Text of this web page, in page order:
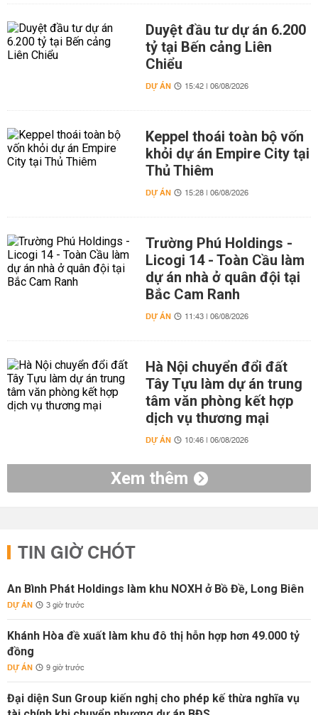
Duyệt đầu tư dự án 6.200
tỷ tại Bến cảng Liên
Chiểu
DỰ ÁN 15:42 | 06/08/2026
Keppel thoái toàn bộ vốn
khỏi dự án Empire City tại
Thủ Thiêm
DỰ ÁN 15:28 | 06/08/2026
Trường Phú Holdings -
Licogi 14 - Toàn Cầu làm
dự án nhà ở quân đội tại
Bắc Cam Ranh
DỰ ÁN 11:43 | 06/08/2026
Hà Nội chuyển đổi đất
Tây Tựu làm dự án trung
tâm văn phòng kết hợp
dịch vụ thương mại
DỰ ÁN 10:46 | 06/08/2026
Xem thêm
TIN GIỜ CHÓT
An Bình Phát Holdings làm khu NOXH ở Bồ Đề, Long Biên
DỰ ÁN 3 giờ trước
Khánh Hòa đề xuất làm khu đô thị hỗn hợp hơn 49.000 tỷ
đồng
DỰ ÁN 9 giờ trước
Đại diện Sun Group kiến nghị cho phép kế thừa nghĩa vụ